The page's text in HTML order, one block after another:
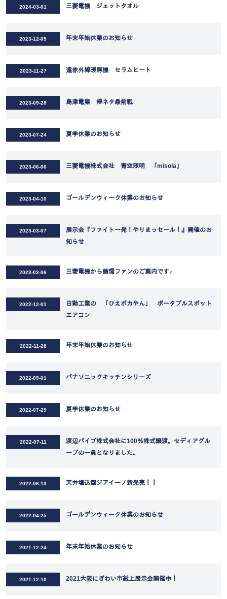
2024-03-01 三菱電機 ジェットタオル
2023-12-05 年末年始休業のお知らせ
2023-11-27 遠赤外線暖房機 セラムヒート
2023-09-28 島津電業 得ネタ最前戦
2023-07-24 夏季休業のお知らせ
2023-06-06 三菱電機株式会社 青空照明 「misola」
2023-04-10 ゴールデンウィーク休業のお知らせ
2023-03-07
展示会『ファイト一発！やりまっセール！』開催のお
知らせ
2023-03-06 三菱電機から循環ファンのご案内です♪
2022-12-01
日動工業の 「ひえポカやん」 ポータブルスポット
エアコン
2022-11-28 年末年始休業のお知らせ
2022-09-01 パナソニックキッチンシリーズ
2022-07-29 夏季休業のお知らせ
2022-07-11
渡辺パイプ株式会社に100％株式譲渡。セディアグル
ープの一員となりました。
2022-06-13 天井埋込型ジアイーノ新発売！！
2022-04-25 ゴールデンウィーク休業のお知らせ
2021-12-24 年末年始休業のお知らせ
2021-12-10 2021大阪にぎわい市紙上展示会開催中！